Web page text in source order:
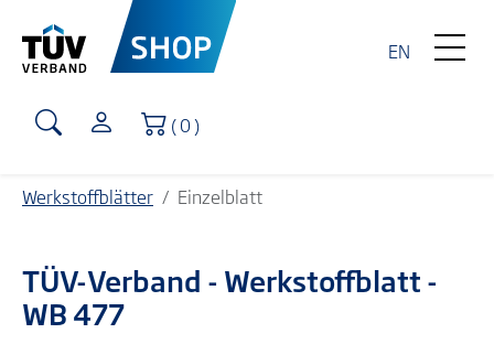
EN
Warenkorb
( 0 )
Werkstoffblätter Einzelblatt
TÜV-Verband - Werkstoffblatt -
WB 477